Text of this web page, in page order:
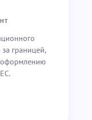
границей,
оформлению